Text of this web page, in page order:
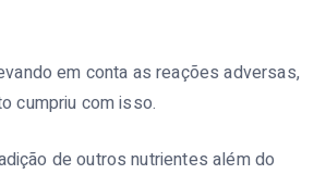
em conta as reações adversas,
cumpriu com isso.
de outros nutrientes além do